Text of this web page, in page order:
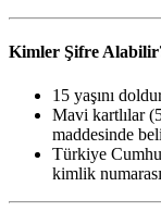
Kimler Şifre
15 yaşını
Mavi kartlılar
maddesinde
Türkiye
kimlik